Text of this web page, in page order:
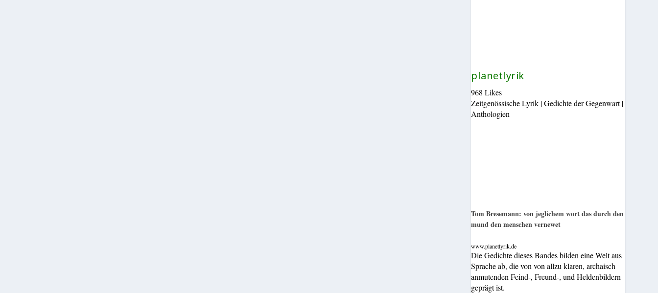
planetlyrik
968 Likes
Zeitgenössische Lyrik | Gedichte der Gegenwart |
Anthologien
Tom Bresemann: von jeglichem wort das durch den
mund den menschen vernewet
www.planetlyrik.de
Die Gedichte dieses Bandes bilden eine Welt aus
Sprache ab, die von von allzu klaren, archaisch
anmutenden Feind-, Freund-, und Heldenbildern
geprägt ist.